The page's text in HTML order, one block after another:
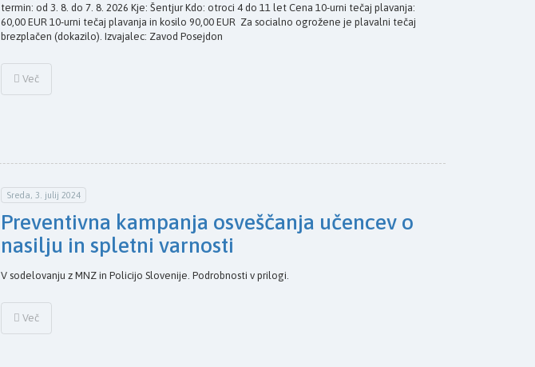
termin: od 3. 8. do 7. 8. 2026 Kje: Šentjur Kdo: otroci 4 do 11 let Cena 10-urni tečaj plavanja:
60,00 EUR 10-urni tečaj plavanja in kosilo 90,00 EUR Za socialno ogrožene je plavalni tečaj
brezplačen (dokazilo). Izvajalec: Zavod Posejdon
Več
Sreda, 3. julij 2024
Preventivna kampanja osveščanja učencev o
nasilju in spletni varnosti
V sodelovanju z MNZ in Policijo Slovenije. Podrobnosti v prilogi.
Več